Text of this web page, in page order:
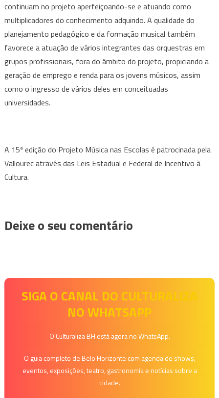
continuam no projeto aperfeiçoando-se e atuando como
multiplicadores do conhecimento adquirido. A qualidade do
planejamento pedagógico e da formação musical também
favorece a atuação de vários integrantes das orquestras em
grupos profissionais, fora do âmbito do projeto, propiciando a
geração de emprego e renda para os jovens músicos, assim
como o ingresso de vários deles em conceituadas
universidades.
A 15ª edição do Projeto Música nas Escolas é patrocinada pela
Vallourec através das Leis Estadual e Federal de Incentivo à
Cultura.
Deixe o seu comentário
SIGA O CANAL DO CULTURALIZA
NO WHATSAPP
O Culturaliza BH está agora no WhatsApp.
O guia completo de Belo Horizonte com agenda de shows,
eventos, exposições, teatro, gastronomia e notícias sobre a
cidade.